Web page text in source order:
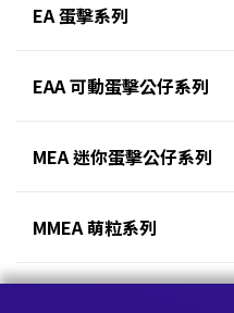
EA 蛋擊系列
EAA 可動蛋擊公仔系列
MEA 迷你蛋擊公仔系列
MMEA 萌粒系列